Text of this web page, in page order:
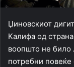
Џиновскиот
Калифа од
воопшто не било
потребни повеќе